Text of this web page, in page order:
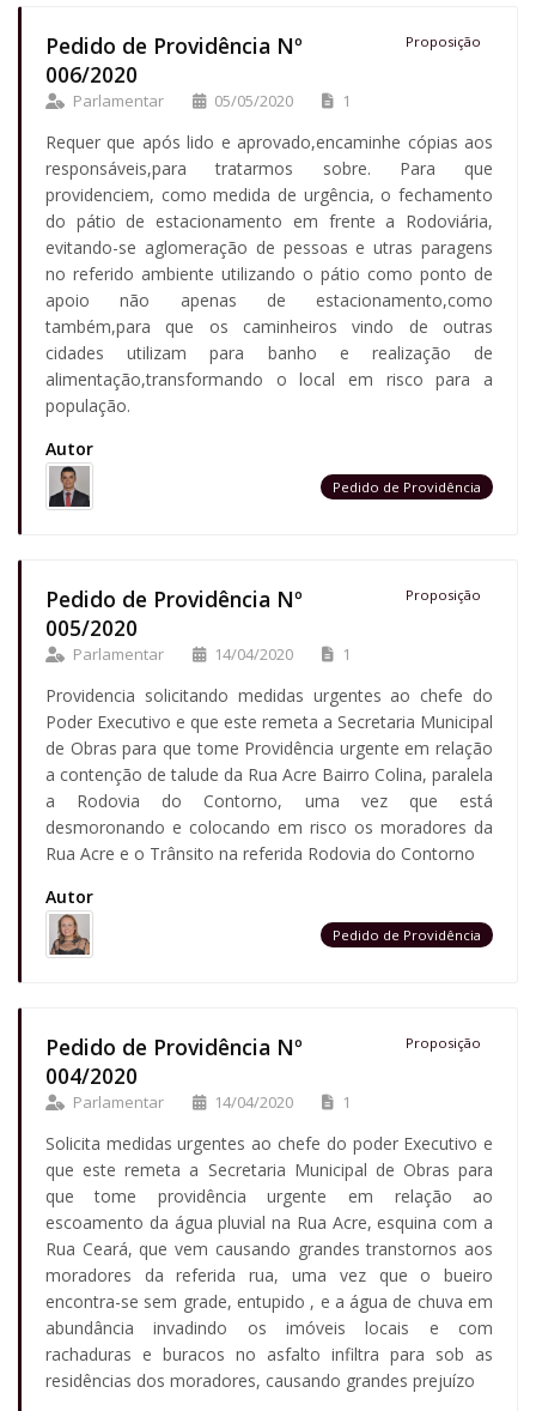
Pedido de Providência Nº
006/2020
Proposição
Parlamentar 05/05/2020 1
Requer que após lido e aprovado,encaminhe cópias aos
responsáveis,para tratarmos sobre. Para que
providenciem, como medida de urgência, o fechamento
do pátio de estacionamento em frente a Rodoviária,
evitando-se aglomeração de pessoas e utras paragens
no referido ambiente utilizando o pátio como ponto de
apoio não apenas de estacionamento,como
também,para que os caminheiros vindo de outras
cidades utilizam para banho e realização de
alimentação,transformando o local em risco para a
população.
Autor
Pedido de Providência
Pedido de Providência Nº
005/2020
Proposição
Parlamentar 14/04/2020 1
Providencia solicitando medidas urgentes ao chefe do
Poder Executivo e que este remeta a Secretaria Municipal
de Obras para que tome Providência urgente em relação
a contenção de talude da Rua Acre Bairro Colina, paralela
a Rodovia do Contorno, uma vez que está
desmoronando e colocando em risco os moradores da
Rua Acre e o Trânsito na referida Rodovia do Contorno
Autor
Pedido de Providência
Pedido de Providência Nº
004/2020
Proposição
Parlamentar 14/04/2020 1
Solicita medidas urgentes ao chefe do poder Executivo e
que este remeta a Secretaria Municipal de Obras para
que tome providência urgente em relação ao
escoamento da água pluvial na Rua Acre, esquina com a
Rua Ceará, que vem causando grandes transtornos aos
moradores da referida rua, uma vez que o bueiro
encontra-se sem grade, entupido , e a água de chuva em
abundância invadindo os imóveis locais e com
rachaduras e buracos no asfalto infiltra para sob as
residências dos moradores, causando grandes prejuízo